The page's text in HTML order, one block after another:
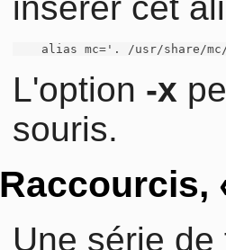
alias mc='. /usr/share/
L'option -x
souris.
Raccourcis,
Une série